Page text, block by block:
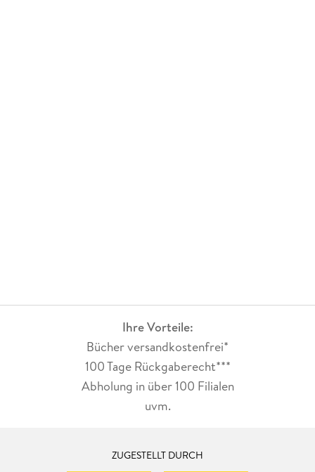
Ihre Vorteile:
Bücher versandkostenfrei*
100 Tage Rückgaberecht***
Abholung in über 100 Filialen
uvm.
ZUGESTELLT DURCH